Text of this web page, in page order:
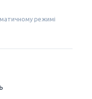
режимі